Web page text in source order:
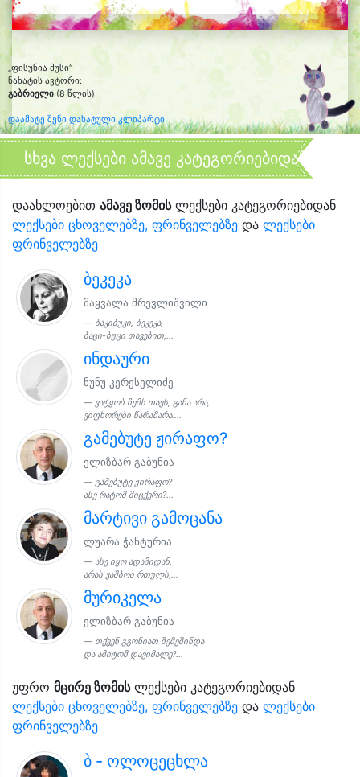
„ფისუნია მუსი“
ნახატის ავტორი:
გაბრიელი (8 წლის)
დაამატე შენი დახატული კლიპარტი
სხვა ლექსები ამავე კატეგორიებიდან
დაახლოებით ამავე ზომისლექსები კატეგორიებიდან
ლექსები ცხოველებზე, ფრინველებზე და ლექსები
ფრინველებზე
ბეკეკა
მაყვალა მრევლიშვილი
ბაკიბუკი, ბეკეკა,
ბაცი-ბუცი თავებით,...
ინდაური
ნუნუ კერესელიძე
ვატყობ ჩემს თავს, განა არა,
ვიფხორები წარამარა....
გამებუტე ჟირაფო?
ელიზბარ გაბუნია
გამებუტე ჟირაფო?
ასე რატომ მიცქერი?...
მარტივი გამოცანა
ლუარა ჭანტურია
ასე იყო ადამიდან,
არას ვამბობ რთულს,...
მურიკელა
ელიზბარ გაბუნია
თქვენ გგონიათ შემეშინდა
და ამიტომ დავიმალე?...
უფრო მცირე ზომისლექსები კატეგორიებიდან
ლექსები ცხოველებზე, ფრინველებზე და ლექსები
ფრინველებზე
ბ - ოლოცეცხლა